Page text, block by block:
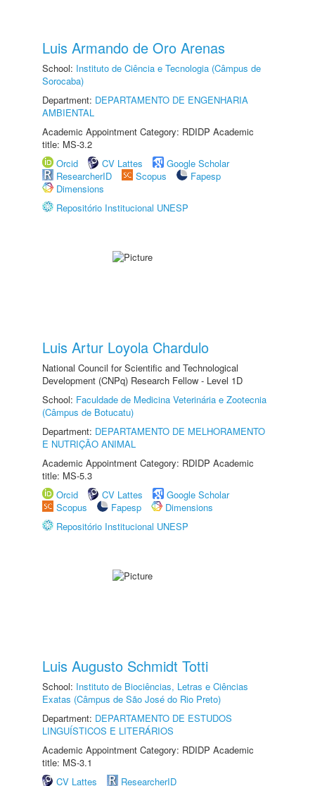
Luis Armando de Oro Arenas
School: Instituto de Ciência e Tecnologia (Câmpus de
Sorocaba)
Department: DEPARTAMENTO DE ENGENHARIA
AMBIENTAL
Academic Appointment Category: RDIDP Academic
title: MS-3.2
Orcid
CV Lattes
Google Scholar
ResearcherID
Scopus
Fapesp
Dimensions
Repositório Institucional UNESP
Luis Artur Loyola Chardulo
National Council for Scientific and Technological
Development (CNPq) Research Fellow - Level 1D
School: Faculdade de Medicina Veterinária e Zootecnia
(Câmpus de Botucatu)
Department: DEPARTAMENTO DE MELHORAMENTO
E NUTRIÇÃO ANIMAL
Academic Appointment Category: RDIDP Academic
title: MS-5.3
Orcid
CV Lattes
Google Scholar
Scopus
Fapesp
Dimensions
Repositório Institucional UNESP
Luis Augusto Schmidt Totti
School: Instituto de Biociências, Letras e Ciências
Exatas (Câmpus de São José do Rio Preto)
Department: DEPARTAMENTO DE ESTUDOS
LINGUÍSTICOS E LITERÁRIOS
Academic Appointment Category: RDIDP Academic
title: MS-3.1
CV Lattes
ResearcherID